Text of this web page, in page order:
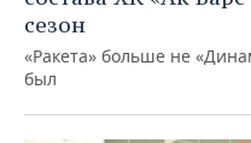
сезон
«Ракета» больше не
был